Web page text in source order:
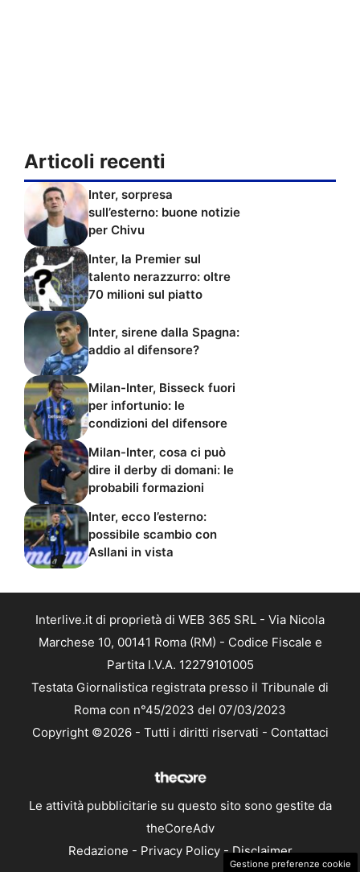
Articoli recenti
Inter, sorpresa
sull’esterno: buone notizie
per Chivu
Inter, la Premier sul
talento nerazzurro: oltre
70 milioni sul piatto
Inter, sirene dalla Spagna:
addio al difensore?
Milan-Inter, Bisseck fuori
per infortunio: le
condizioni del difensore
Milan-Inter, cosa ci può
dire il derby di domani: le
probabili formazioni
Inter, ecco l’esterno:
possibile scambio con
Asllani in vista
Interlive.it di proprietà di WEB 365 SRL - Via Nicola
Marchese 10, 00141 Roma (RM) - Codice Fiscale e
Partita I.V.A. 12279101005
Testata Giornalistica registrata presso il Tribunale di
Roma con n°45/2023 del 07/03/2023
Copyright ©2026 - Tutti i diritti riservati - Contattaci
Le attività pubblicitarie su questo sito sono gestite da
theCoreAdv
Redazione - Privacy Policy-Disclaimer
Gestione preferenze cookie